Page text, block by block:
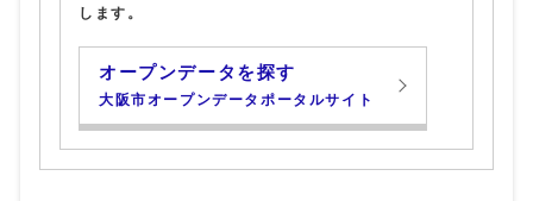
します。
オープンデータを探す
大阪市オープンデータポータルサイト